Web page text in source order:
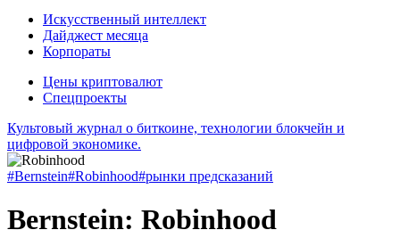
Искусственный интеллект
Дайджест месяца
Корпораты
Цены криптовалют
Спецпроекты
Культовый журнал о биткоине, технологии блокчейн и
цифровой экономике.
#Bernstein#Robinhood#рынки предсказаний
Bernstein: Robinhood